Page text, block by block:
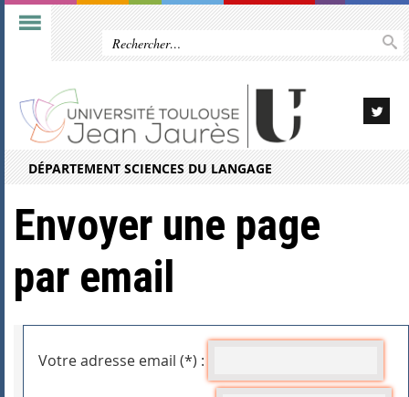
DÉPARTEMENT SCIENCES DU LANGAGE
Envoyer une page
par email
Votre adresse email (*) :